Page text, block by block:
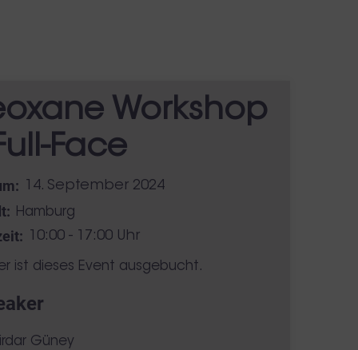
Workshop
Face
14. September 2024
Hamburg
10:00 - 17:00 Uhr
ist dieses Event ausgebucht.
Güney